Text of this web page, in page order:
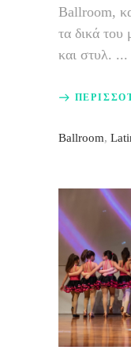
Ballroom,
τα δικά του
και στυλ.
Ballroom,